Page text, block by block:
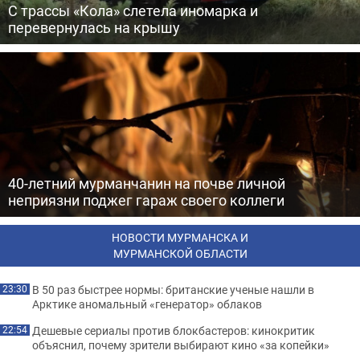
С трассы «Кола» слетела иномарка и
перевернулась на крышу
40-летний мурманчанин на почве личной
неприязни поджег гараж своего коллеги
НОВОСТИ МУРМАНСКА И
МУРМАНСКОЙ ОБЛАСТИ
23:30 В 50 раз быстрее нормы: британские ученые нашли в
Арктике аномальный «генератор» облаков
22:54 Дешевые сериалы против блокбастеров: кинокритик
объяснил, почему зрители выбирают кино «за копейки»